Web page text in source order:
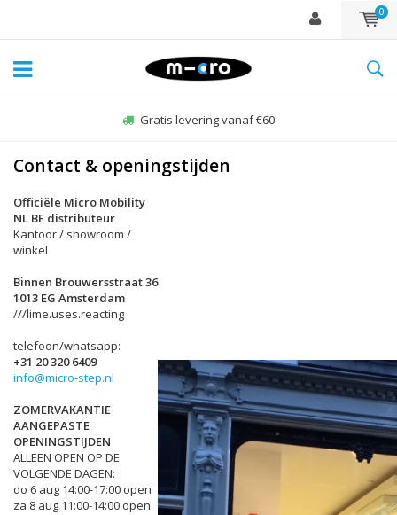
0
Gratis levering vanaf €60
Contact & openingstijden
Officiële Micro Mobility
NL BE distributeur
Kantoor / showroom /
winkel
Binnen Brouwersstraat 36
1013 EG Amsterdam
///lime.uses.reacting
telefoon/whatsapp:
+31 20 320 6409
info@micro-step.nl
ZOMERVAKANTIE
AANGEPASTE
OPENINGSTIJDEN
ALLEEN OPEN OP DE
VOLGENDE DAGEN:
do 6 aug 14:00-17:00 open
za 8 aug 11:00-14:00 open